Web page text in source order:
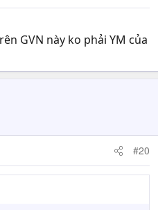
GVN này ko phải YM của
#20